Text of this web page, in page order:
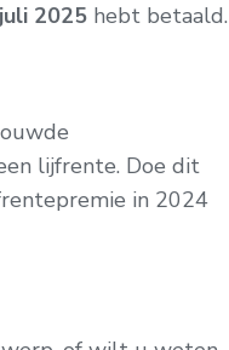
2025 hebt betaald.
lijfrente. Doe dit
in 2024